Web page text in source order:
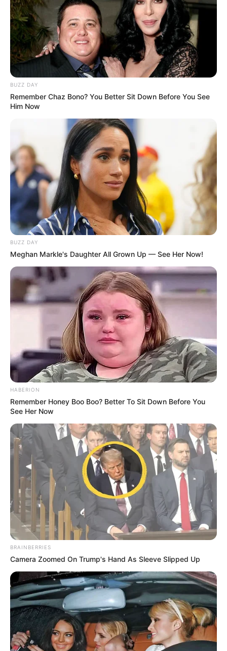
ils ont l’avantage d’être gratuits.
Pronostic Quinté de la presse PMU du jour
Retrouvez tous les jours lespronostics de la presse sur
cette page.
Si les courses d’Enghien m’étaient contées
BUZZ DAY
Remember Chaz Bono? You Better Sit Down Before You See
Him Now
BUZZ DAY
Meghan Markle's Daughter All Grown Up — See Her Now!
HABERION
Remember Honey Boo Boo? Better To Sit Down Before You
See Her Now
BRAINBERRIES
Camera Zoomed On Trump's Hand As Sleeve Slipped Up